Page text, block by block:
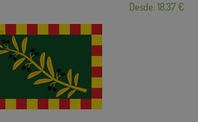
Desde: 18,37 €